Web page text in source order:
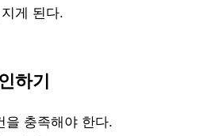
게 된다.
하기
을 충족해야 한다.